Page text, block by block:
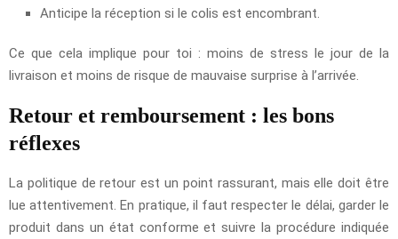
Anticipe la réception si le colis est encombrant.
Ce que cela implique pour toi : moins de stress le jour de la
livraison et moins de risque de mauvaise surprise à l’arrivée.
Retour et remboursement : les bons
réflexes
La politique de retour est un point rassurant, mais elle doit être
lue attentivement. En pratique, il faut respecter le délai, garder le
produit dans un état conforme et suivre la procédure indiquée